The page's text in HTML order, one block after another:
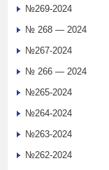
№269-2024
№ 268 — 2024
№267-2024
№ 266 — 2024
№265-2024
№264-2024
№263-2024
№262-2024